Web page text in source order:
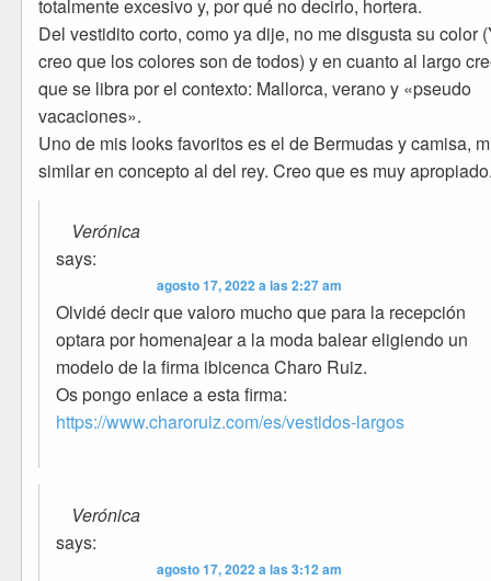
totalmente excesivo y, por qué no decirlo, hortera.
Del vestidito corto, como ya dije, no me disgusta su color
creo que los colores son de todos) y en cuanto al largo
que se libra por el contexto: Mallorca, verano y «pseudo
vacaciones».
Uno de mis looks favoritos es el de Bermudas y camisa,
similar en concepto al del rey. Creo que es muy
Verónica
says:
agosto 17, 2022 a las 2:27 am
Olvidé decir que valoro mucho que para la recepción
optara por homenajear a la moda balear eligiendo un
modelo de la firma ibicenca Charo Ruiz.
Os pongo enlace a esta firma:
https://www.charoruiz.com/es/vestidos-largos
Verónica
says:
agosto 17, 2022 a las 3:12 am